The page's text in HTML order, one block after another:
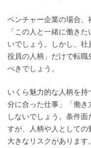
ベンチャー企業の場合、
「この人と一緒に働き
いでしょう。しかし、
役員の人柄」だけで転職
べきでしょう。
いくら魅力的な人柄を
分に合った仕事」「働き
しないでしょう。条件
すが、人柄や人としての
大きなリスクがあります。